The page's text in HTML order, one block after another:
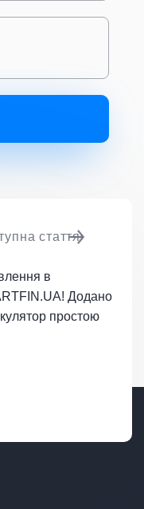
стаття
в
Додано
простою